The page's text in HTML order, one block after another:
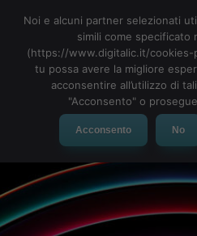
MENU
Noi e alcuni partner selezionati
simili come specificato
(https://www.digitalic.it/cookies-
tu possa avere la migliore
acconsentire all’utilizzo di
"Acconsento" o
Acconsento No